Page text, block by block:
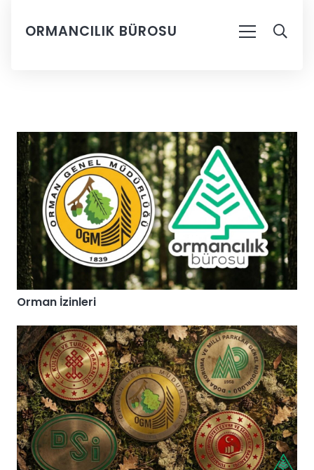
ORMANCILIK BÜROSU
Orman İzinleri